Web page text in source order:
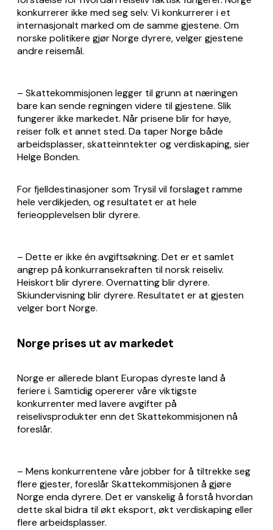
konkurrerer ikke med seg selv. Vi konkurrerer i et
internasjonalt marked om de samme gjestene. Om
norske politikere gjør Norge dyrere, velger gjestene
andre reisemål.
– Skattekommisjonen legger til grunn at næringen
bare kan sende regningen videre til gjestene. Slik
fungerer ikke markedet. Når prisene blir for høye,
reiser folk et annet sted. Da taper Norge både
arbeidsplasser, skatteinntekter og verdiskaping, sier
Helge Bonden.
For fjelldestinasjoner som Trysil vil forslaget ramme
hele verdikjeden, og resultatet er at hele
ferieopplevelsen blir dyrere.
– Dette er ikke én avgiftsøkning. Det er et samlet
angrep på konkurransekraften til norsk reiseliv.
Heiskort blir dyrere. Overnatting blir dyrere.
Skiundervisning blir dyrere. Resultatet er at gjesten
velger bort Norge.
Norge prises ut av markedet
Norge er allerede blant Europas dyreste land å
feriere i. Samtidig opererer våre viktigste
konkurrenter med lavere avgifter på
reiselivsprodukter enn det Skattekommisjonen nå
foreslår.
– Mens konkurrentene våre jobber for å tiltrekke seg
flere gjester, foreslår Skattekommisjonen å gjøre
Norge enda dyrere. Det er vanskelig å forstå hvordan
dette skal bidra til økt eksport, økt verdiskaping eller
flere arbeidsplasser.